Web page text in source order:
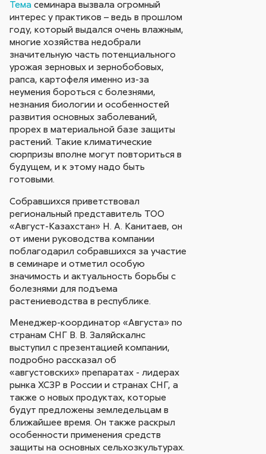
Тема семинара вызвала огромный
интерес у практиков – ведь в прошлом
году, который выдался очень влажным,
многие хозяйства недобрали
значительную часть потенциального
урожая зерновых и зернобобовых,
рапса, картофеля именно из-за
неумения бороться с болезнями,
незнания биологии и особенностей
развития основных заболеваний,
прорех в материальной базе защиты
растений. Такие климатические
сюрпризы вполне могут повториться в
будущем, и к этому надо быть
готовыми.
Собравшихся приветствовал
региональный представитель ТОО
«Август-Казахстан» Н. А. Канитаев, он
от имени руководства компании
поблагодарил собравшихся за участие
в семинаре и отметил особую
значимость и актуальность борьбы с
болезнями для подъема
растениеводства в республике.
Менеджер-координатор «Августа» по
странам СНГ В. В. Заляйскалнс
выступил с презентацией компании,
подробно рассказал об
«августовских» препаратах - лидерах
рынка ХСЗР в России и странах СНГ, а
также о новых продуктах, которые
будут предложены земледельцам в
ближайшее время. Он также раскрыл
особенности применения средств
защиты на основных сельхозкультурах.